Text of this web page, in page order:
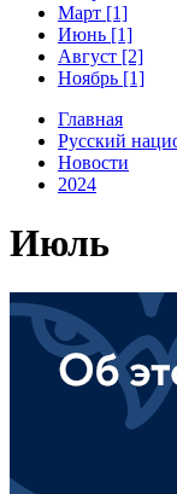
Март [1]
Июнь [1]
Август [2]
Ноябрь [1]
Главная
Русский
Новости
2024
Июль